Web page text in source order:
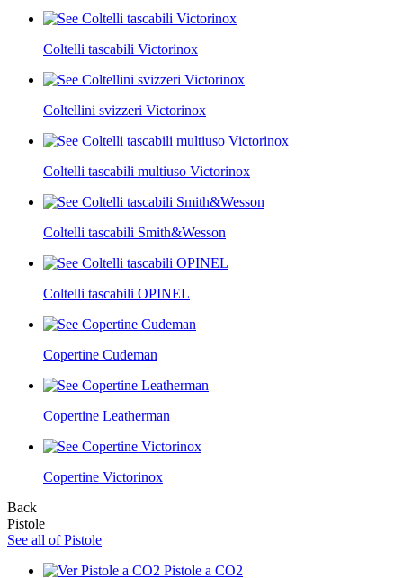
Coltelli tascabili Victorinox
Coltellini svizzeri Victorinox
Coltelli tascabili multiuso Victorinox
Coltelli tascabili Smith&Wesson
Coltelli tascabili OPINEL
Copertine Cudeman
Copertine Leatherman
Copertine Victorinox
Back
Pistole
See all of Pistole
Pistole a CO2